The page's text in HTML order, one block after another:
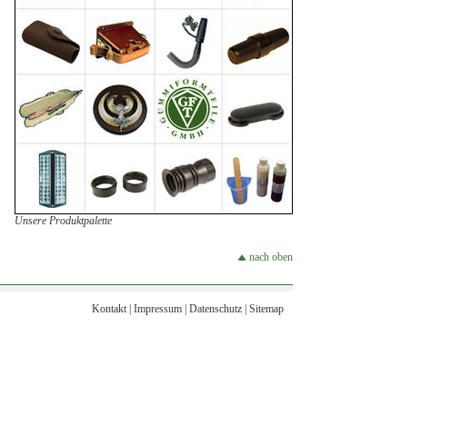
Unsere Produktpalette
nach oben
Kontakt| Impressum| Datenschutz| Sitemap